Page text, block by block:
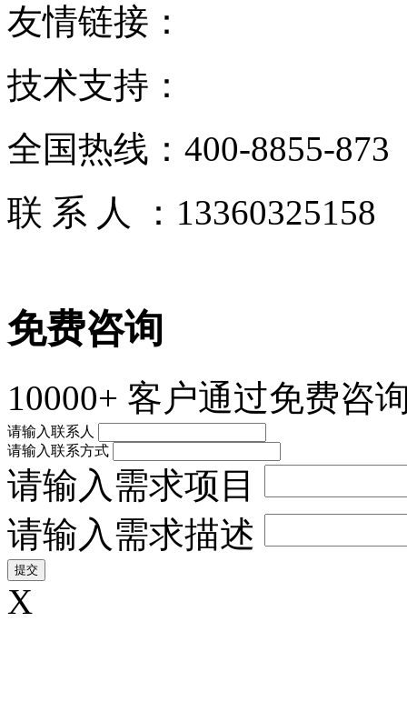
友情链接：
技术支持：
全国热线： 400-8855-873
联 系 人 ： 13360325158
免费咨询
10000+ 客户通过免费咨
请输入联系人
请输入联系方式
请输入需求项目
请输入需求描述
X